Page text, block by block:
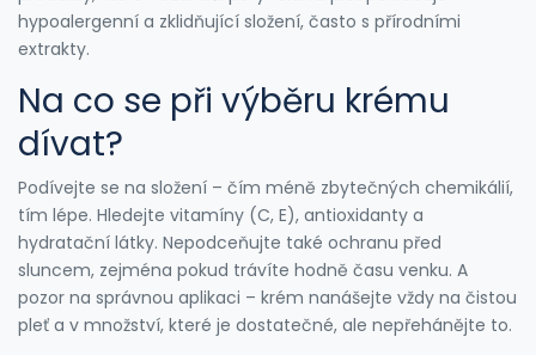
hypoalergenní a zklidňující složení, často s přírodními
extrakty.
Na co se při výběru krému
dívat?
Podívejte se na složení – čím méně zbytečných chemikálií,
tím lépe. Hledejte vitamíny (C, E), antioxidanty a
hydratační látky. Nepodceňujte také ochranu před
sluncem, zejména pokud trávíte hodně času venku. A
pozor na správnou aplikaci – krém nanášejte vždy na čistou
pleť a v množství, které je dostatečné, ale nepřehánějte to.